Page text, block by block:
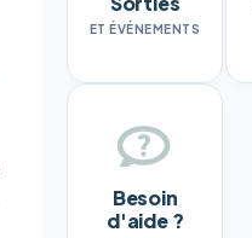
ET ÉVÉNEMENTS
Besoin
d'aide ?